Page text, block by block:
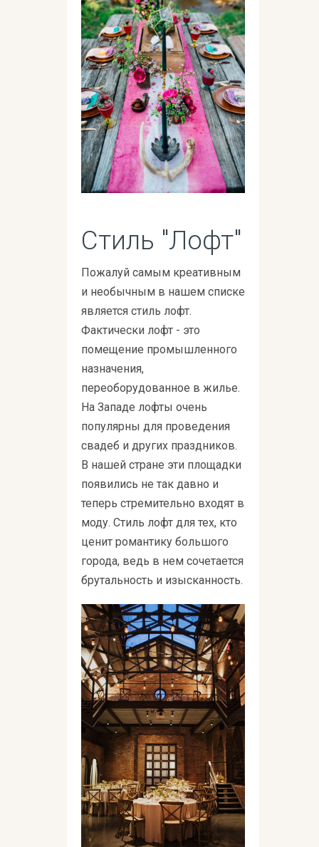
Стиль "Лофт"
Пожалуй самым креативным
и необычным в нашем списке
является стиль лофт.
Фактически лофт - это
помещение промышленного
назначения,
переоборудованное в жилье.
На Западе лофты очень
популярны для проведения
свадеб и других праздников.
В нашей стране эти площадки
появились не так давно и
теперь стремительно входят в
моду. Стиль лофт для тех, кто
ценит романтику большого
города, ведь в нем сочетается
брутальность и изысканность.